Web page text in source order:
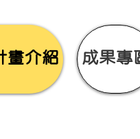
畫介紹 成果專